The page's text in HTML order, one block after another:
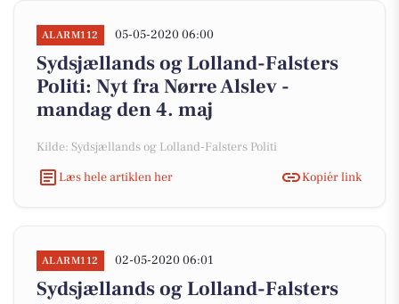
ALARM112 05-05-2020 06:00
Sydsjællands og Lolland-Falsters
Politi: Nyt fra Nørre Alslev -
mandag den 4. maj
Kilde: Sydsjællands og Lolland-Falsters Politi
Læs hele artiklen her
Kopiér link
ALARM112 02-05-2020 06:01
Sydsjællands og Lolland-Falsters